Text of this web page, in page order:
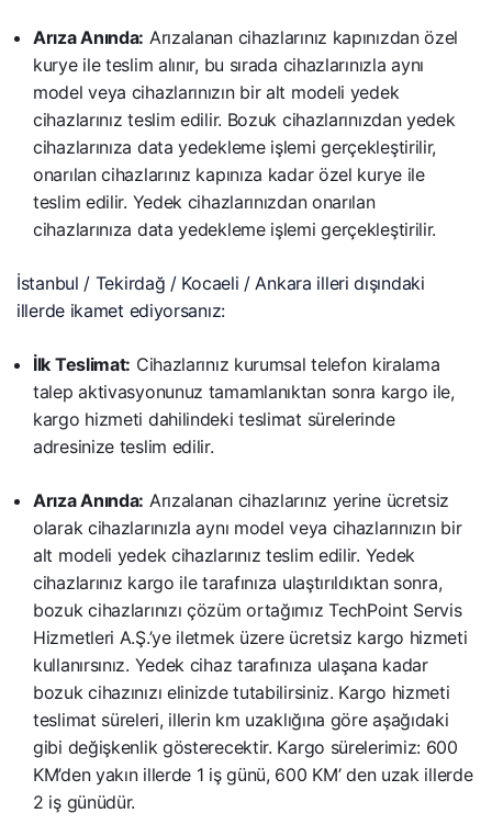
Arıza Anında: Arızalanan cihazlarınız kapınızdan özel
kurye ile teslim alınır, bu sırada cihazlarınızla aynı
model veya cihazlarınızın bir alt modeli yedek
cihazlarınız teslim edilir. Bozuk cihazlarınızdan yedek
cihazlarınıza data yedekleme işlemi gerçekleştirilir,
onarılan cihazlarınız kapınıza kadar özel kurye ile
teslim edilir. Yedek cihazlarınızdan onarılan
cihazlarınıza data yedekleme işlemi gerçekleştirilir.
İstanbul / Tekirdağ / Kocaeli / Ankara illeri dışındaki
illerde ikamet ediyorsanız:
İlk Teslimat: Cihazlarınız kurumsal telefon kiralama
talep aktivasyonunuz tamamlanıktan sonra kargo ile,
kargo hizmeti dahilindeki teslimat sürelerinde
adresinize teslim edilir.
Arıza Anında: Arızalanan cihazlarınız yerine ücretsiz
olarak cihazlarınızla aynı model veya cihazlarınızın bir
alt modeli yedek cihazlarınız teslim edilir. Yedek
cihazlarınız kargo ile tarafınıza ulaştırıldıktan sonra,
bozuk cihazlarınızı çözüm ortağımız TechPoint Servis
Hizmetleri A.Ş.’ye iletmek üzere ücretsiz kargo hizmeti
kullanırsınız. Yedek cihaz tarafınıza ulaşana kadar
bozuk cihazınızı elinizde tutabilirsiniz. Kargo hizmeti
teslimat süreleri, illerin km uzaklığına göre aşağıdaki
gibi değişkenlik gösterecektir. Kargo sürelerimiz: 600
KM’den yakın illerde 1 iş günü, 600 KM’ den uzak illerde
2 iş günüdür.